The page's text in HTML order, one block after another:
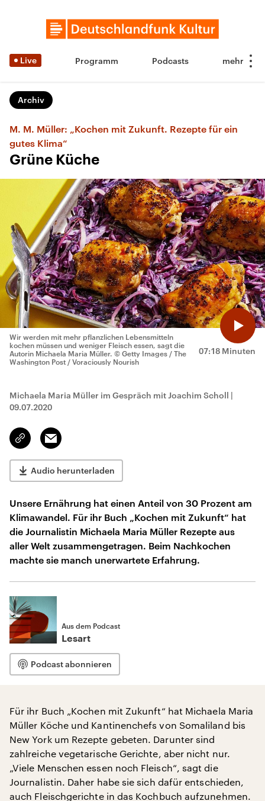
Live Programm Podcasts
Archiv
M. M. Müller: „Kochen mit Zukunft. Rezepte für ein
gutes Klima“
Grüne Küche
07:18 Minuten
Wir werden mit mehr pflanzlichen Lebensmitteln
kochen müssen und weniger Fleisch essen, sagt die
Autorin Michaela Maria Müller. © Getty Images / The
Washington Post / Voraciously Nourish
Michaela Maria Müller im Gespräch mit Joachim Scholl |
09.07.2020
Link
kopieren/teilen
Email
Audio herunterladen
Unsere Ernährung hat einen Anteil von 30 Prozent am
Klimawandel. Für ihr Buch „Kochen mit Zukunft“ hat
die Journalistin Michaela Maria Müller Rezepte aus
aller Welt zusammengetragen. Beim Nachkochen
machte sie manch unerwartete Erfahrung.
Aus dem Podcast
Lesart
Podcast abonnieren
Für ihr Buch „Kochen mit Zukunft“ hat Michaela Maria
Müller Köche und Kantinenchefs von Somaliland bis
New York um Rezepte gebeten. Darunter sind
zahlreiche vegetarische Gerichte, aber nicht nur.
„Viele Menschen essen noch Fleisch“, sagt die
Journalistin. Daher habe sie sich dafür entschieden,
auch Fleischgerichte in das Kochbuch aufzunehmen.